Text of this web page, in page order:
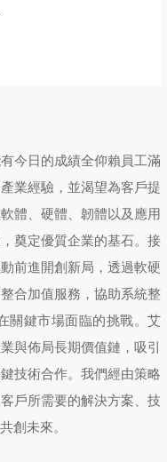
今日的成績全仰賴員工滿
業經驗，並渴望為客戶提
體、硬體、韌體以及應用
奠定優質企業的基石。接
前進開創新局，透過軟硬
合加值服務，協助系統整
關鍵市場面臨的挑戰。艾
與佈局長期價值鏈，吸引
技術合作。我們經由策略
戶所需要的解決方案、技
創未來。